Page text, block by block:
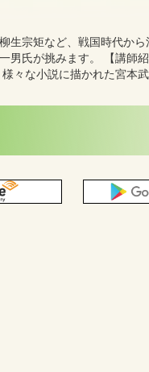
柳生宗矩など、戦国時代
男氏が挑みます。 【講
説に描かれた宮本武蔵